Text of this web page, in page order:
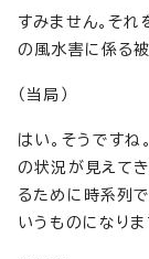
すみません。それ
の風水害に係る被
（当局）
はい。そうですね
の状況が見えて
るために時系列
いうものになりま